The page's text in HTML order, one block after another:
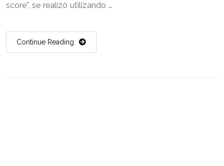
score”, se realizó utilizando …
Continue Reading